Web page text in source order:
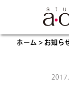
ホーム > お知ら